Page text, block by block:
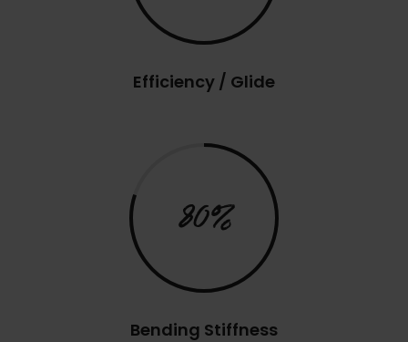
Efficiency / Glide
80%
Bending Stiffness